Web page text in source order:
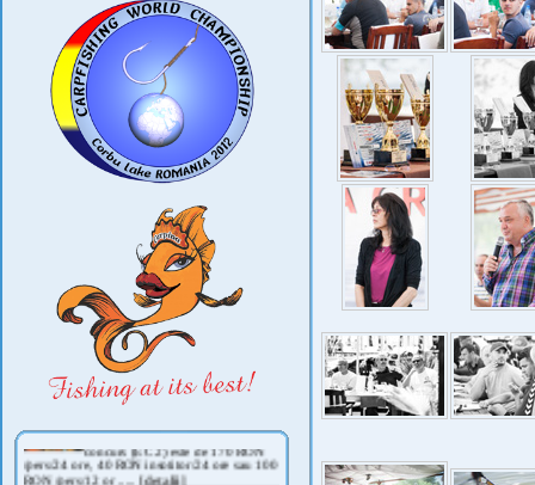
Taxe de pescuit 2025
concurs (EC 2) este de 170 RON
RON /pers/12 or .....[detalii]